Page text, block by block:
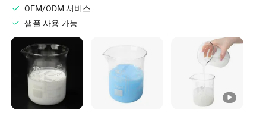
OEM/ODM 서비스
샘플 사용 가능